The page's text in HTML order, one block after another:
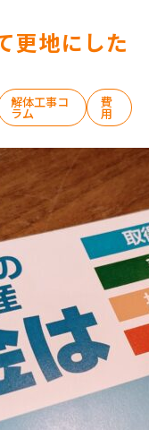
更地にした
解体工事コ
ラム
費
用